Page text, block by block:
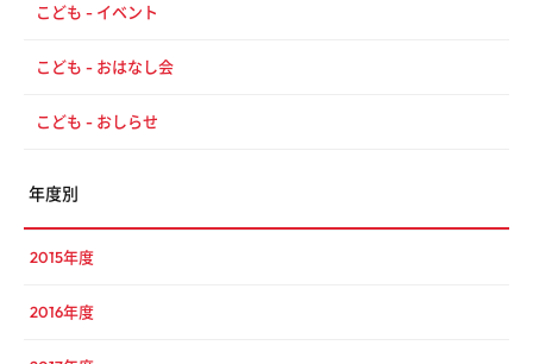
こども - イベント
こども - おはなし会
こども - おしらせ
年度別
2015年度
2016年度